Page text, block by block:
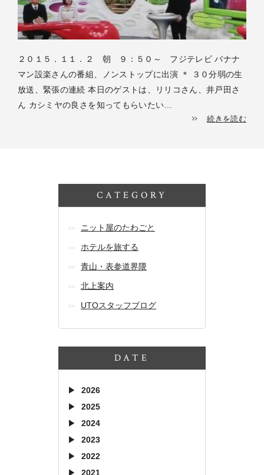
２０１５．１１．２ 朝 ９：５０～ フジテレビ バナナ
マン設楽さんの番組、ノンストップに出演 ＊ ３０分弱の生
放送、緊張の連続 本日のゲストは、リリコさん、井戸田さ
ん カシミヤの良さを知ってもらいたい…
続きを読む
CATEGORY
ニット屋のたわごと
ホテルを旅する
青山・表参道界隈
北上案内
UTOスタッフブログ
DATE
2026
2025
2024
2023
2022
2021